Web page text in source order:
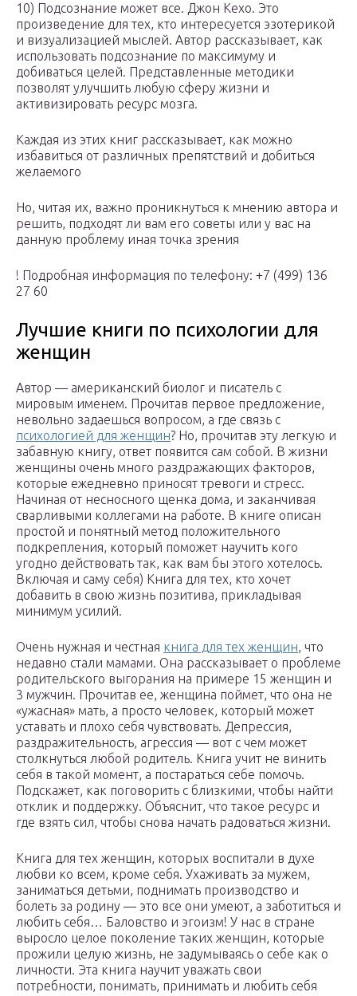
10) Подсознание может все. Джон Кехо. Это
произведение для тех, кто интересуется эзотерикой
и визуализацией мыслей. Автор рассказывает, как
использовать подсознание по максимуму и
добиваться целей. Представленные методики
позволят улучшить любую сферу жизни и
активизировать ресурс мозга.
Каждая из этих книг рассказывает, как можно
избавиться от различных препятствий и добиться
желаемого
Но, читая их, важно проникнуться к мнению автора и
решить, подходят ли вам его советы или у вас на
данную проблему иная точка зрения
! Подробная информация по телефону: +7 (499) 136
27 60
Лучшие книги по психологии для
женщин
Автор — американский биолог и писатель с
мировым именем. Прочитав первое предложение,
невольно задаешься вопросом, а где связь с
психологией для женщин? Но, прочитав эту легкую и
забавную книгу, ответ появится сам собой. В жизни
женщины очень много раздражающих факторов,
которые ежедневно приносят тревоги и стресс.
Начиная от несносного щенка дома, и заканчивая
сварливыми коллегами на работе. В книге описан
простой и понятный метод положительного
подкрепления, который поможет научить кого
угодно действовать так, как вам бы этого хотелось.
Включая и саму себя) Книга для тех, кто хочет
добавить в свою жизнь позитива, прикладывая
минимум усилий.
Очень нужная и честная книга для тех женщин, что
недавно стали мамами. Она рассказывает о проблеме
родительского выгорания на примере 15 женщин и
3 мужчин. Прочитав ее, женщина поймет, что она не
«ужасная» мать, а просто человек, который может
уставать и плохо себя чувствовать. Депрессия,
раздражительность, агрессия — вот с чем может
столкнуться любой родитель. Книга учит не винить
себя в такой момент, а постараться себе помочь.
Подскажет, как поговорить с близкими, чтобы найти
отклик и поддержку. Объяснит, что такое ресурс и
где взять сил, чтобы снова начать радоваться жизни.
Книга для тех женщин, которых воспитали в духе
любви ко всем, кроме себя. Ухаживать за мужем,
заниматься детьми, поднимать производство и
болеть за родину — это все они умеют, а заботиться и
любить себя… Баловство и эгоизм! У нас в стране
выросло целое поколение таких женщин, которые
прожили целую жизнь, не задумываясь о себе как о
личности. Эта книга научит уважать свои
потребности, понимать, принимать и любить себя